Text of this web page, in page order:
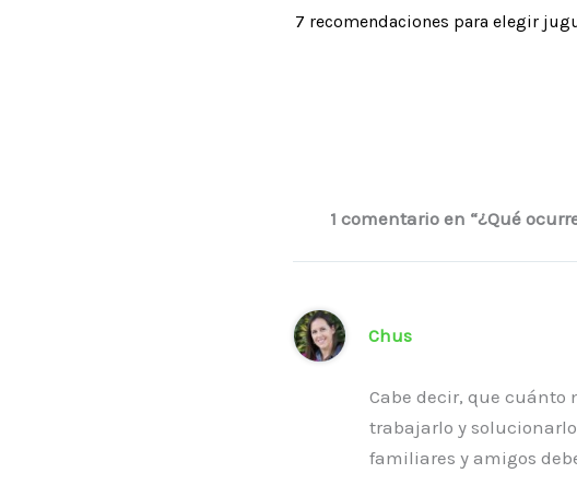
7 recomendaciones para elegir
1 comentario en “¿Qué
Chus
Cabe decir, que cuánto
trabajarlo y
familiares y amigos